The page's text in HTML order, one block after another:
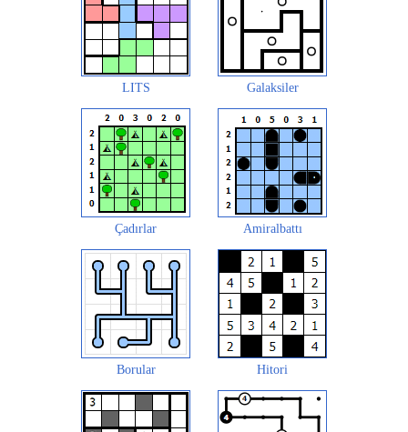
LITS Galaksiler
Çadırlar Amiralbattı
Borular Hitori